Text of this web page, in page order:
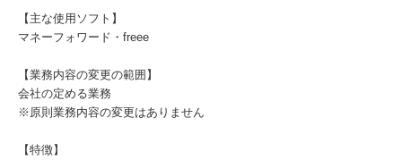
【主な使用ソフト】
マネーフォワード・freee
【業務内容の変更の範囲】
会社の定める業務
※原則業務内容の変更はありません
【特徴】